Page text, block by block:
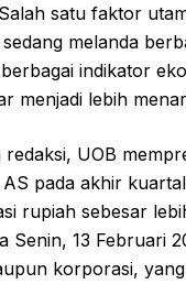
satu faktor
melanda
indikator
menjadi lebih
UOB
pada akhir
rupiah sebesar
Senin, 13 Februari
korporasi,